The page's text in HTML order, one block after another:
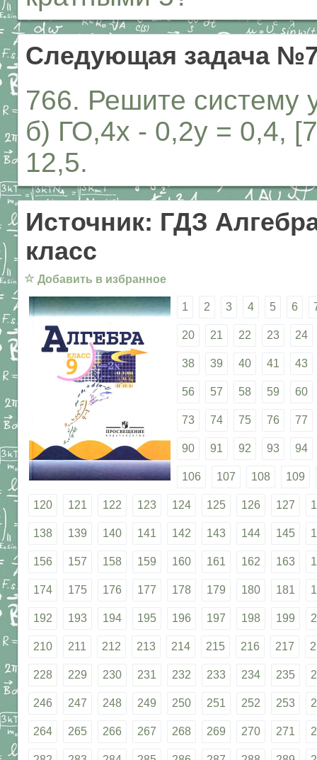
Следующая задача
766. Решите систему
б) ГО,4х - 0,2у = 0,4,
12,5.
Источник: ГДЗ
класс
☆ Добавить в избранное
1 2 3 4 5 6
20 21 22 23 24
38 39 40 41 43
56 57 58 59 60
73 74 75 76 77
90 91 92 93 94
106 107 108 109
120 121 122 123 124 125 126 127
138 139 140 141 142 143 144 145
156 157 158 159 160 161 162 163
174 175 176 177 178 179 180 181
192 193 194 195 196 197 198 199
210 211 212 213 214 215 216 217
228 229 230 231 232 233 234 235
246 247 248 249 250 251 252 253
264 265 266 267 268 269 270 271